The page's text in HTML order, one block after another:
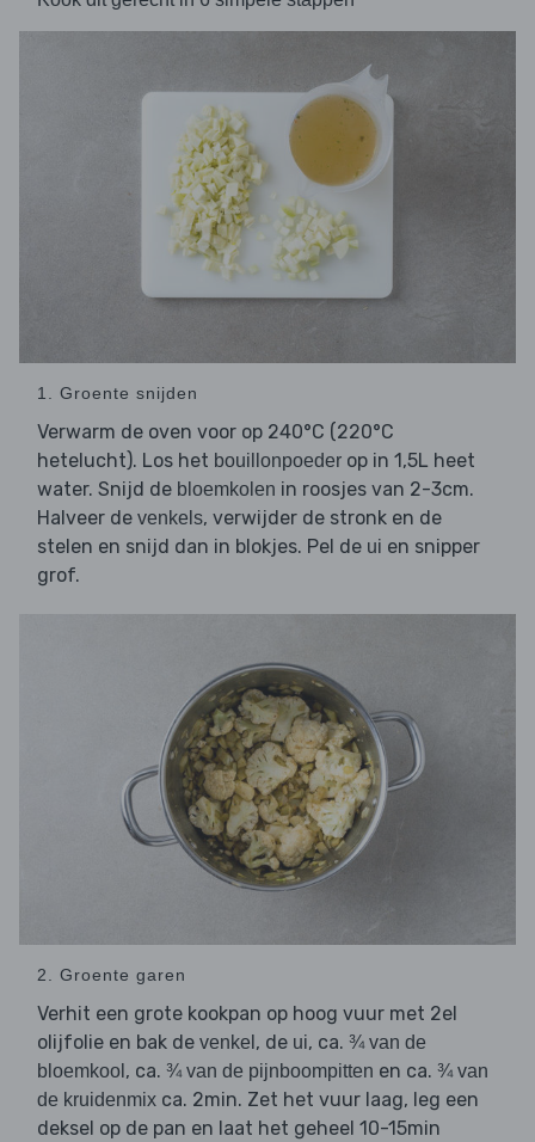
1. Groente snijden
Verwarm de oven voor op 240°C (220°C
hetelucht). Los het bouillonpoeder op in 1,5L heet
water. Snijd de bloemkolen in roosjes van 2-3cm.
Halveer de venkels, verwijder de stronk en de
stelen en snijd dan in blokjes. Pel de ui en snipper
grof.
2. Groente garen
Verhit een grote kookpan op hoog vuur met 2el
olijfolie en bak de venkel , de ui, ca. ¾ van de
bloemkool , ca. ¾ van de pijnboompitten en ca. ¾ van
de kruidenmix ca. 2min. Zet het vuur laag, leg een
deksel op de pan en laat het geheel 10-15min